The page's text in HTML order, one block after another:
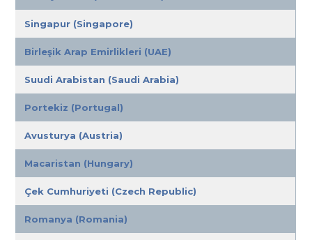
Singapur (Singapore)
Birleşik Arap Emirlikleri (UAE)
Suudi Arabistan (Saudi Arabia)
Portekiz (Portugal)
Avusturya (Austria)
Macaristan (Hungary)
Çek Cumhuriyeti (Czech Republic)
Romanya (Romania)